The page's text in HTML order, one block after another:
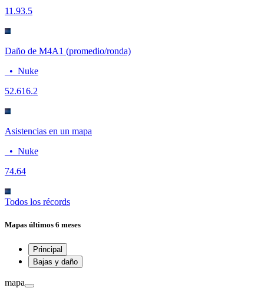
11.93.5
Daño de M4A1 (promedio/ronda)
• Nuke
52.616.2
Asistencias en un mapa
• Nuke
74.64
Todos los récords
Mapas últimos 6 meses
Principal
Bajas y daño
mapa